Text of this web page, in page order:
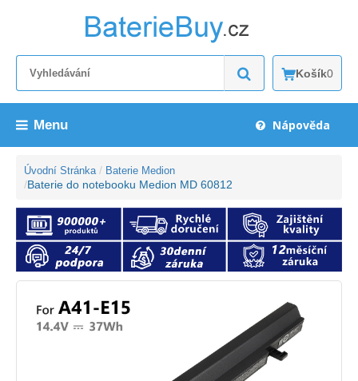
Košík0
Menu Nápověda
Úvodní Stránka Baterie Medion
Baterie do notebooku Medion MD 60812